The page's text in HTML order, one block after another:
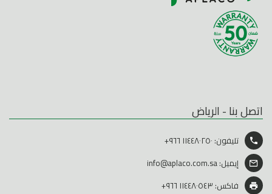
اتصل بنا - الرياض
تليفون: ١١٤٤٨٠٢٥٠ ٩٦٦+
إيميل:info@aplaco.com.sa
فاكس: ١١٤٤٨٠٥٤٣ ٩٦٦+